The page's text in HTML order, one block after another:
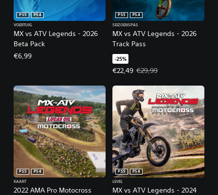
MX vs ATV Legends - 2026
Beta Pack
PS5
PS4
VOERTUIG
€6,99
MX vs ATV Legends - 2026
Track Pass
PS5
PS4
SEIZOENSPAS
-25%
€22,49
Actieprijs: €22,49.
€29,99
2022 AMA Pro Motocross
PS5
PS4
KAART
MX vs ATV Legends - 2024
PS5
PS4
LEVEL